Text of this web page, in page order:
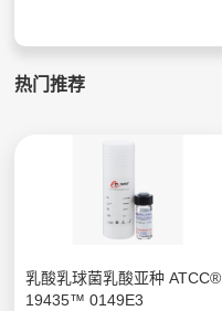
热门推荐
乳酸乳球菌乳酸亚种 ATCC®
19435™ 0149E3